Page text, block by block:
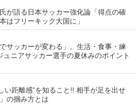
が語る日本サッカー強化論「得点の確
はフリーキック大国に」
サッカーが変わる」。生活・食事・練
ュニアサッカー選手の夏休みのポイント
い距離感”を知ること!! 相手が足を出せ
の掴み方とは